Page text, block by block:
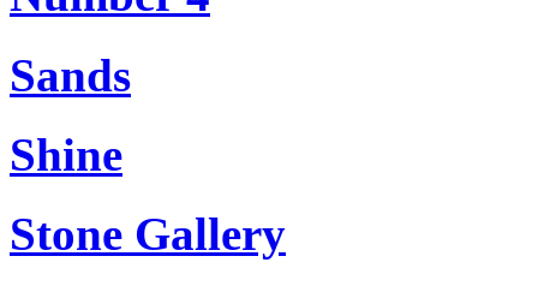
Sands
Shine
Stone Gallery